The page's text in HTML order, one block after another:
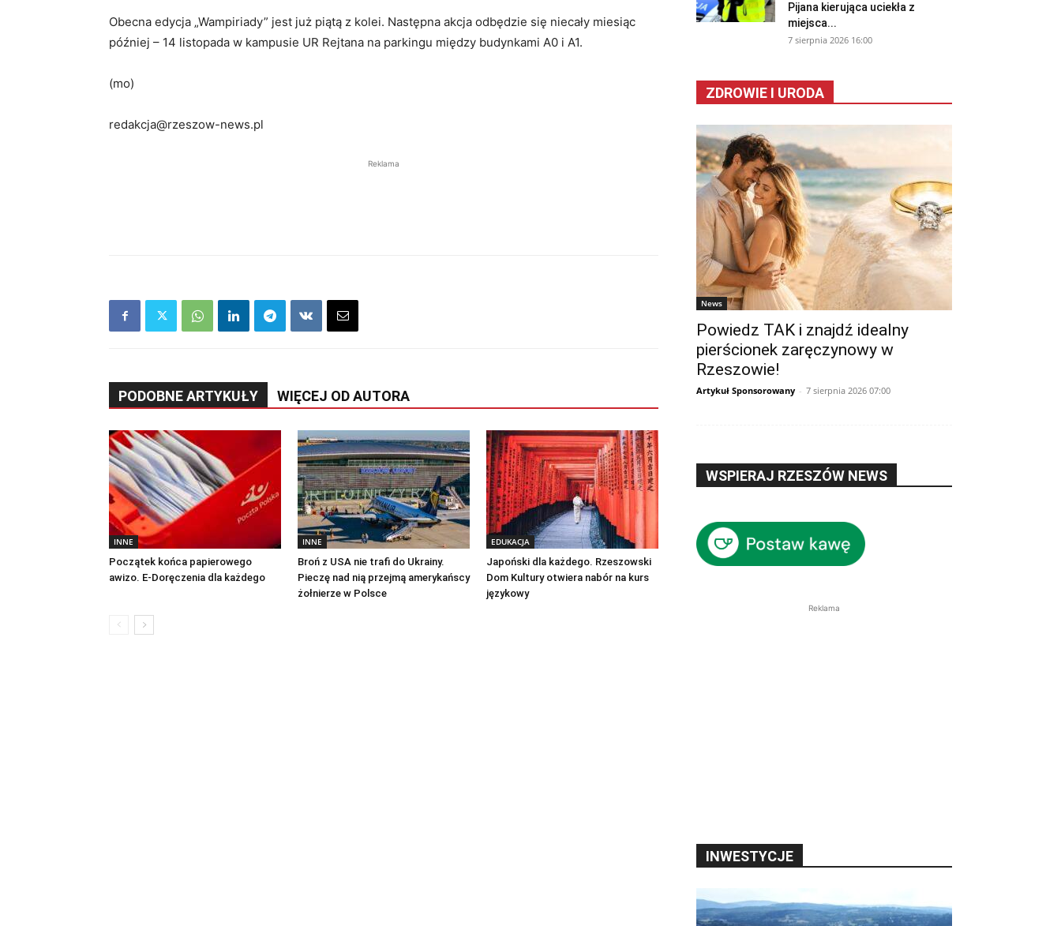
Obecna edycja „Wampiriady” jest już piątą z kolei. Następna akcja odbędzie się niecały miesiąc
później – 14 listopada w kampusie UR Rejtana na parkingu między budynkami A0 i A1.
(mo)
redakcja@rzeszow-news.pl
Reklama
PODOBNE ARTYKUŁY WIĘCEJ OD AUTORA
INNE
Początek końca papierowego
awizo. E-Doręczenia dla każdego
INNE
Broń z USA nie trafi do Ukrainy.
Pieczę nad nią przejmą amerykańscy
żołnierze w Polsce
EDUKACJA
Japoński dla każdego. Rzeszowski
Dom Kultury otwiera nabór na kurs
językowy
Pijana kierująca uciekła z
miejsca...
7 sierpnia 2026 16:00
ZDROWIE I URODA
News
Powiedz TAK i znajdź idealny
pierścionek zaręczynowy w
Rzeszowie!
Artykuł Sponsorowany - 7 sierpnia 2026 07:00
WSPIERAJ RZESZÓW NEWS
Reklama
INWESTYCJE